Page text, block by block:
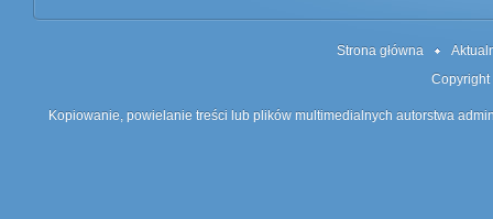
Strona główna
Kopiowanie, powielanie treści lub plików multimedialnych autorstwa